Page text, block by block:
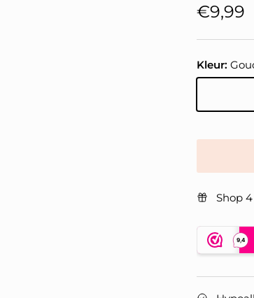
€9,99
Kleur:
Shop